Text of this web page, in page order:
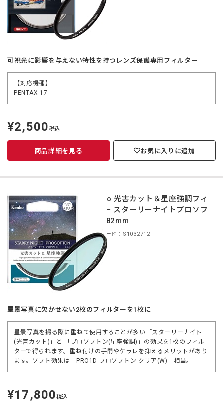
可視光に影響を与えない特性を持つレンズ保護専用フィルター
【対応機種】
PENTAX 17
定
価
¥2,500税込
商品詳細を見る お気に入りに追加
Kenko 光害カット＆星座強調フィ
ルター スターリーナイトプロソフ
トン 82mm
商品コード：S1032712
星景写真に欠かせない2枚のフィルターを1枚に
星景写真を撮る際に重ねて使用することが多い「スターリーナイト
(光害カット)」と 「プロソフトン(星座強調)」の効果を1枚のフィル
ターで得られます。重ね付けの手間やケラレを抑えるメリットがあり
ます。ソフト効果は「PRO1D プロソフトン クリア(W)」相当。
定
価
¥17,800税込